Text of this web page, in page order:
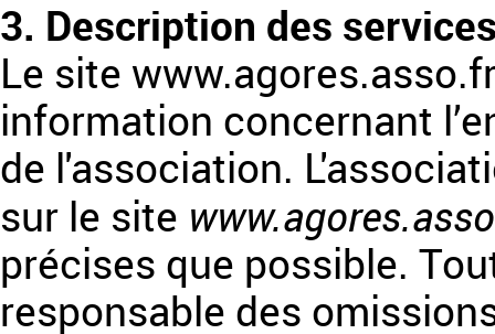
3. Description des
Le site
information concernant
de l'association.
sur le site
précises que possible.
responsable des